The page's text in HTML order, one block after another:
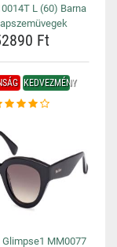
L (60) Barna
Ft
KEDVEZMÉNY
Glimpse1 MM0077